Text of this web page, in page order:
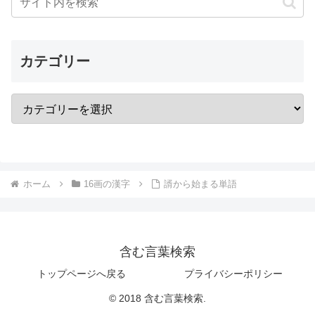
カテゴリー
ホーム 16画の漢字 諝から始まる単語
含む言葉検索
トップページへ戻る プライバシーポリシー
© 2018 含む言葉検索.